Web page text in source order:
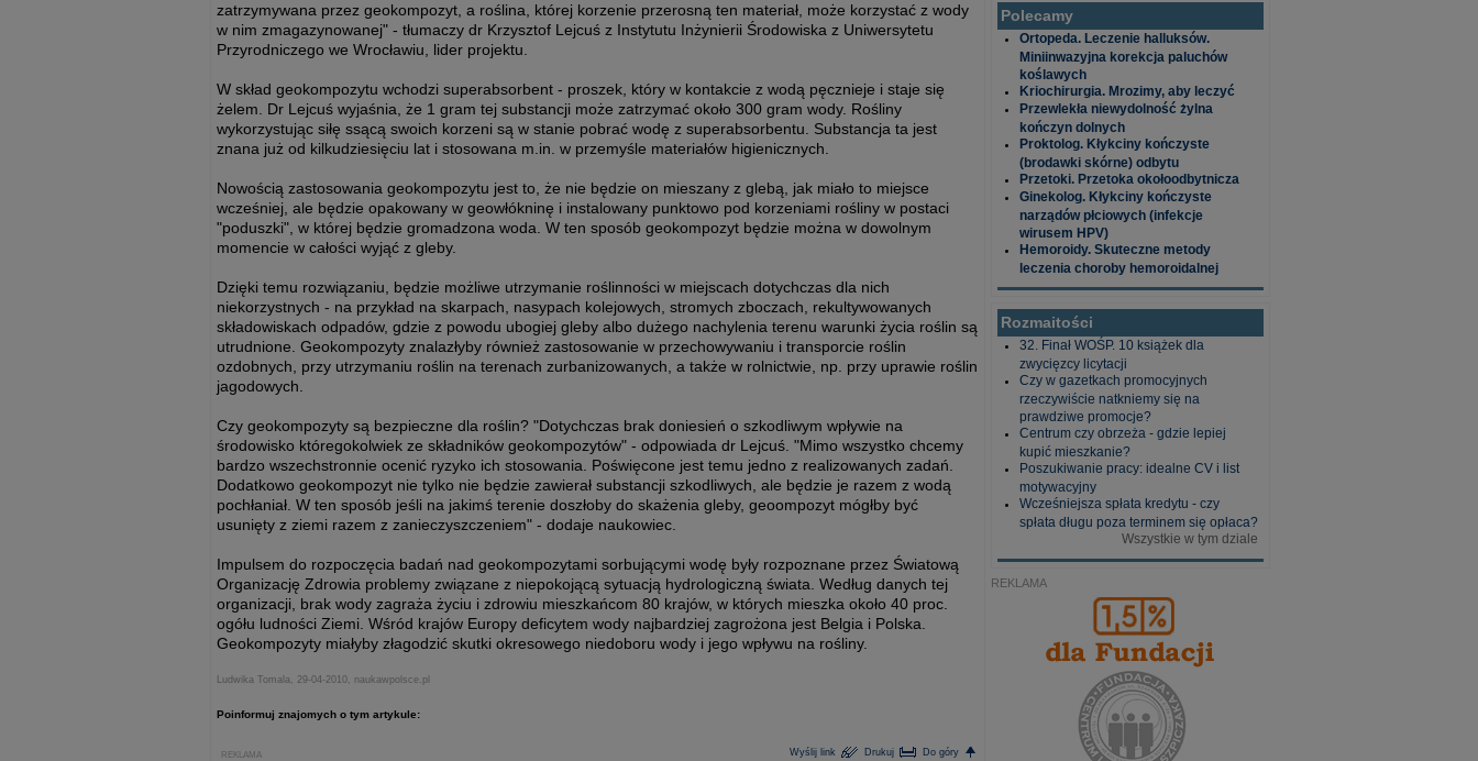
zatrzymywana przez geokompozyt, a roślina, której korzenie przerosną ten materiał, może korzystać z wody
w nim zmagazynowanej" - tłumaczy dr Krzysztof Lejcuś z Instytutu Inżynierii Środowiska z Uniwersytetu
Przyrodniczego we Wrocławiu, lider projektu.
W skład geokompozytu wchodzi superabsorbent - proszek, który w kontakcie z wodą pęcznieje i staje się
żelem. Dr Lejcuś wyjaśnia, że 1 gram tej substancji może zatrzymać około 300 gram wody. Rośliny
wykorzystując siłę ssącą swoich korzeni są w stanie pobrać wodę z superabsorbentu. Substancja ta jest
znana już od kilkudziesięciu lat i stosowana m.in. w przemyśle materiałów higienicznych.
Nowością zastosowania geokompozytu jest to, że nie będzie on mieszany z glebą, jak miało to miejsce
wcześniej, ale będzie opakowany w geowłókninę i instalowany punktowo pod korzeniami rośliny w postaci
"poduszki", w której będzie gromadzona woda. W ten sposób geokompozyt będzie można w dowolnym
momencie w całości wyjąć z gleby.
Dzięki temu rozwiązaniu, będzie możliwe utrzymanie roślinności w miejscach dotychczas dla nich
niekorzystnych - na przykład na skarpach, nasypach kolejowych, stromych zboczach, rekultywowanych
składowiskach odpadów, gdzie z powodu ubogiej gleby albo dużego nachylenia terenu warunki życia roślin są
utrudnione. Geokompozyty znalazłyby również zastosowanie w przechowywaniu i transporcie roślin
ozdobnych, przy utrzymaniu roślin na terenach zurbanizowanych, a także w rolnictwie, np. przy uprawie roślin
jagodowych.
Czy geokompozyty są bezpieczne dla roślin? "Dotychczas brak doniesień o szkodliwym wpływie na
środowisko któregokolwiek ze składników geokompozytów" - odpowiada dr Lejcuś. "Mimo wszystko chcemy
bardzo wszechstronnie ocenić ryzyko ich stosowania. Poświęcone jest temu jedno z realizowanych zadań.
Dodatkowo geokompozyt nie tylko nie będzie zawierał substancji szkodliwych, ale będzie je razem z wodą
pochłaniał. W ten sposób jeśli na jakimś terenie doszłoby do skażenia gleby, geoompozyt mógłby być
usunięty z ziemi razem z zanieczyszczeniem" - dodaje naukowiec.
Impulsem do rozpoczęcia badań nad geokompozytami sorbującymi wodę były rozpoznane przez Światową
Organizację Zdrowia problemy związane z niepokojącą sytuacją hydrologiczną świata. Według danych tej
organizacji, brak wody zagraża życiu i zdrowiu mieszkańcom 80 krajów, w których mieszka około 40 proc.
ogółu ludności Ziemi. Wśród krajów Europy deficytem wody najbardziej zagrożona jest Belgia i Polska.
Geokompozyty miałyby złagodzić skutki okresowego niedoboru wody i jego wpływu na rośliny.
Ludwika Tomala, 29-04-2010, naukawpolsce.pl
Poinformuj znajomych o tym artykule:
Wyślij link Drukuj Do góry
REKLAMA
Polecamy
Ortopeda. Leczenie halluksów.
Miniinwazyjna korekcja paluchów
koślawych
Kriochirurgia. Mrozimy, aby leczyć
Przewlekła niewydolność żylna
kończyn dolnych
Proktolog. Kłykciny kończyste
(brodawki skórne) odbytu
Przetoki. Przetoka okołoodbytnicza
Ginekolog. Kłykciny kończyste
narządów płciowych (infekcje
wirusem HPV)
Hemoroidy. Skuteczne metody
leczenia choroby hemoroidalnej
Rozmaitości
32. Finał WOŚP. 10 książek dla
zwycięzcy licytacji
Czy w gazetkach promocyjnych
rzeczywiście natkniemy się na
prawdziwe promocje?
Centrum czy obrzeża - gdzie lepiej
kupić mieszkanie?
Poszukiwanie pracy: idealne CV i list
motywacyjny
Wcześniejsza spłata kredytu - czy
spłata długu poza terminem się opłaca?
Wszystkie w tym dziale
REKLAMA